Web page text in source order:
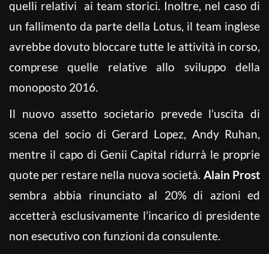
quelli relativi ai team storici. Inoltre, nel caso di
un fallimento da parte della Lotus, il team inglese
avrebbe dovuto bloccare tutte le attività in corso,
comprese quelle relative allo sviluppo della
monoposto 2016.
Il nuovo assetto societario prevede l’uscita di
scena del socio di Gerard Lopez, Andy Ruhan,
mentre il capo di Genii Capital ridurrà le proprie
quote per restare nella nuova società. Alain Prost
sembra abbia rinunciato al 20% di azioni ed
accetterà esclusivamente l’incarico di presidente
non esecutivo con funzioni da consulente.